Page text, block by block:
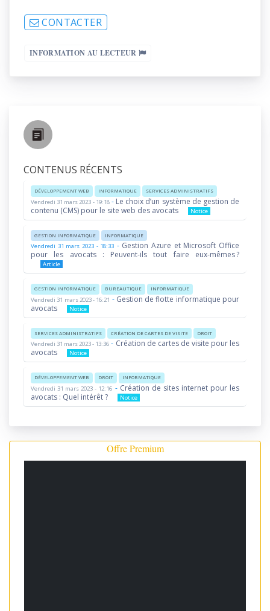
CONTACTER
INFORMATION AU LECTEUR
CONTENUS RÉCENTS
DÉVELOPPEMENT WEB INFORMATIQUE SERVICES ADMINISTRATIFS
Vendredi 31 mars 2023 - 19:18- Le choix d’un système de gestion de
contenu (CMS) pour le site web des avocats
Notice
GESTION INFORMATIQUE INFORMATIQUE
Vendredi 31 mars 2023 - 18:33 - Gestion Azure et Microsoft Office
pour les avocats : Peuvent-ils tout faire eux-mêmes ?
Article
GESTION INFORMATIQUE BUREAUTIQUE INFORMATIQUE
Vendredi 31 mars 2023 - 16:21 - Gestion de flotte informatique pour
avocats
Notice
SERVICES ADMINISTRATIFS CRÉATION DE CARTES DE VISITE DROIT
Vendredi 31 mars 2023 - 13:36 - Création de cartes de visite pour les
avocats
Notice
DÉVELOPPEMENT WEB DROIT INFORMATIQUE
Vendredi 31 mars 2023 - 12:16 - Création de sites internet pour les
avocats : Quel intérêt ?
Notice
Offre Premium